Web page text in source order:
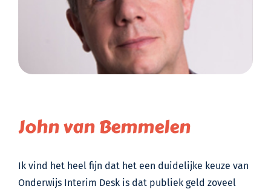
John van Bemmelen
Ik vind het heel fijn dat het een duidelijke keuze van
Onderwijs Interim Desk is dat publiek geld zoveel